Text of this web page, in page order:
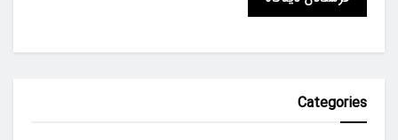
Categories